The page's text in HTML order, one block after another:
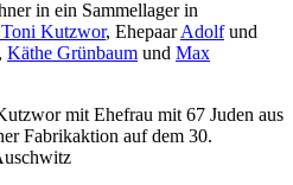
in ein Sammellager in
Kutzwor, EhepaarAdolfund
, Käthe Grünbaum und Max
mit Ehefrau mit 67 Juden aus
Fabrikaktion auf dem 30.